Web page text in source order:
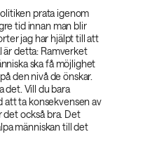
prata igenom
tid innan man blir
jag har hjälpt till att
är detta: Ramverket
ska få möjlighet
den nivå de önskar.
det. Vill du bara
ta konsekvensen av
det också bra. Det
människan till det